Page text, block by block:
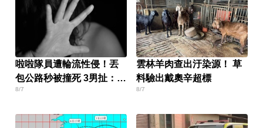
啦啦隊員遭輪流性侵！丟
包公路秒被撞死 3男扯：她
自願的
8/7
雲林羊肉查出汙染源！ 草
料驗出戴奧辛超標
8/7